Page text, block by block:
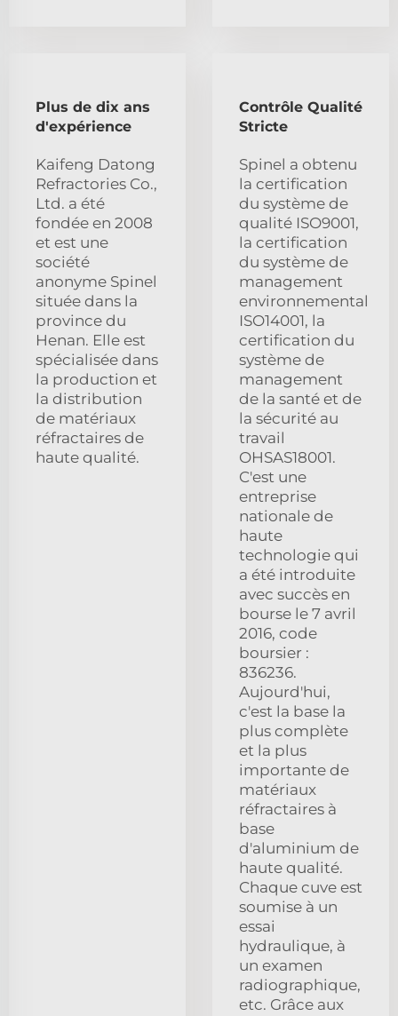
Plus de dix ans
d'expérience
Kaifeng Datong
Refractories Co.,
Ltd. a été
fondée en 2008
et est une
société
anonyme Spinel
située dans la
province du
Henan. Elle est
spécialisée dans
la production et
la distribution
de matériaux
réfractaires de
haute qualité.
Contrôle Qualité
Stricte
Spinel a obtenu
la certification
du système de
qualité ISO9001,
la certification
du système de
management
environnemental
ISO14001, la
certification du
système de
management
de la santé et de
la sécurité au
travail
OHSAS18001.
C'est une
entreprise
nationale de
haute
technologie qui
a été introduite
avec succès en
bourse le 7 avril
2016, code
boursier :
836236.
Aujourd'hui,
c'est la base la
plus complète
et la plus
importante de
matériaux
réfractaires à
base
d'aluminium de
haute qualité.
Chaque cuve est
soumise à un
essai
hydraulique, à
un examen
radiographique,
etc. Grâce aux